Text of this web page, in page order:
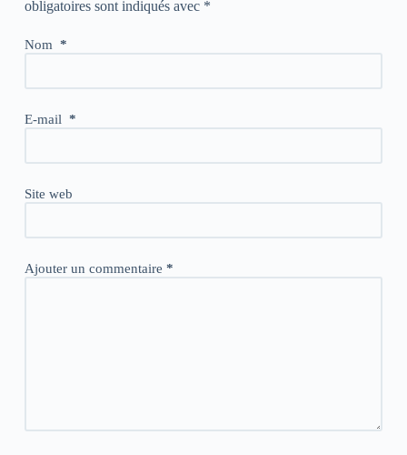
obligatoires sont indiqués avec *
Nom *
E-mail *
Site web
Ajouter un commentaire *